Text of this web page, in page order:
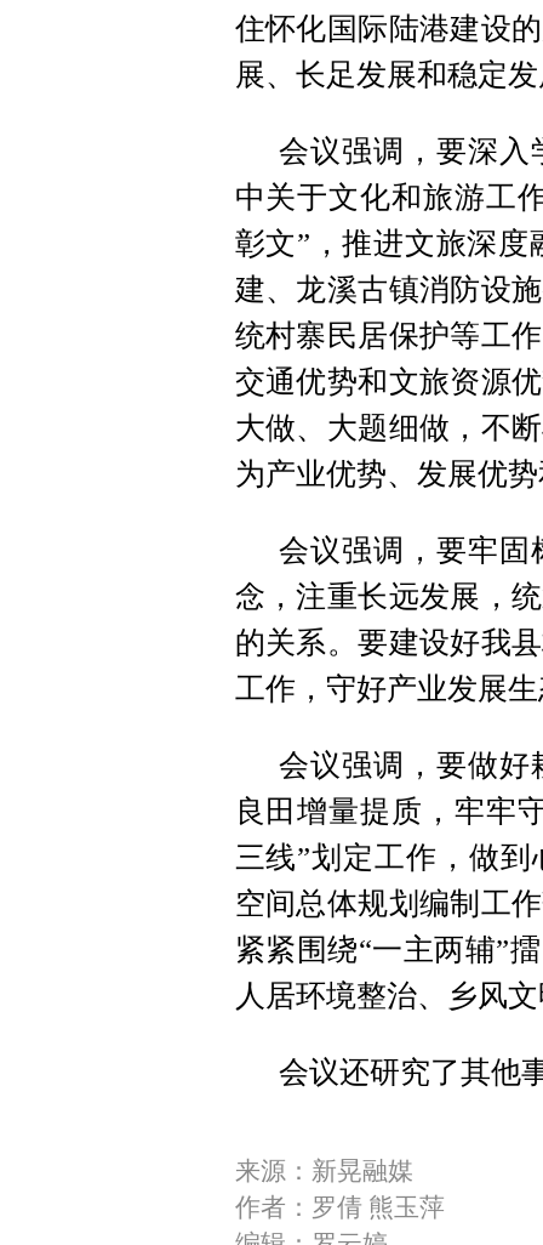
住怀化国际陆港建设
展、长足发展和稳定
会议强调，要深入
中关于文化和旅游工
彰文”，推进文旅深
建、龙溪古镇消防设
统村寨民居保护等工
交通优势和文旅资源
大做、大题细做，不
为产业优势、发展优
会议强调，要牢固
念，注重长远发展，
的关系。要建设好我
工作，守好产业发展
会议强调，要做好
良田增量提质，牢牢
三线”划定工作，做
空间总体规划编制工
紧紧围绕“一主两辅”
人居环境整治、乡风
会议还研究了其他
来源：新晃融媒
作者：罗倩 熊玉萍